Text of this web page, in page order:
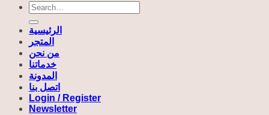
Search
for:
الرئيسية
المتجر
من نحن
خدماتنا
المدونة
اتصل بنا
Login / Register
Newsletter